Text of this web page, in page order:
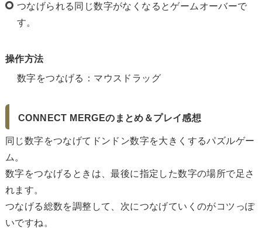
つなげられる同じ数字がなくなるとゲームオーバーで
す。
操作方法
数字をつなげる：マウスドラッグ
CONNECT MERGEのまとめ＆プレイ感想
同じ数字をつなげてドンドン数字を大きくするパズルゲー
ム。
数字をつなげるときは、最後に指定した数字の場所で足さ
れます。
つなげる総数を調整して、次につなげていくのがコツっぽ
いですね。